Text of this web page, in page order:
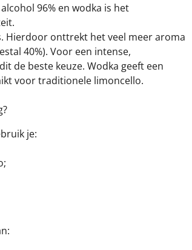
96% en wodka is het
Hierdoor onttrekt het veel meer aroma
40%). Voor een intense,
de beste keuze. Wodka geeft een
voor traditionele limoncello.
je: